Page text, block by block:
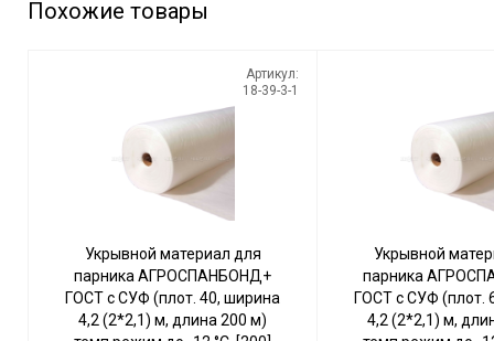
Похожие товары
Артикул:
18-39-3-1
Укрывной материал для
парника АГРОСПАНБОНД+
ГОСТ с СУФ (плот. 40, ширина
4,2 (2*2,1) м, длина 200 м)
Укрывной
парника
ГОСТ с СУФ (плот.
4,2 (2*2,1) м,